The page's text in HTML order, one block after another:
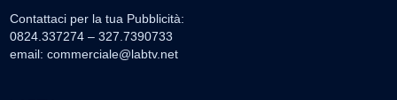
Contattaci per la tua Pubblicità:
0824.337274 – 327.7390733
email: commerciale@labtv.net